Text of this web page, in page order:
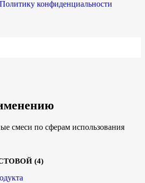
Политику конфиденциальности
смеси по сферам использования
(4)